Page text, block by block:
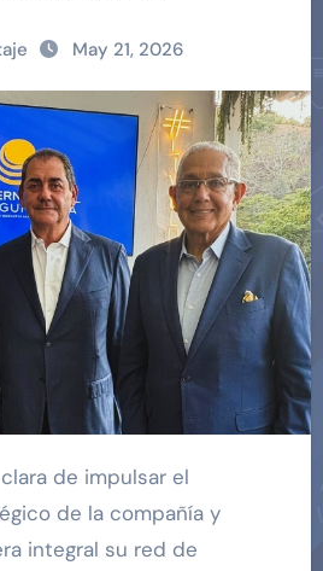
May 21, 2026
de impulsar el
de la compañía y
integral su red de